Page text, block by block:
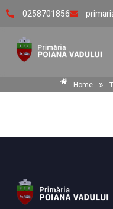
0258701856
Home »